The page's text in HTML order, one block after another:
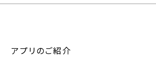
アプリのご紹介